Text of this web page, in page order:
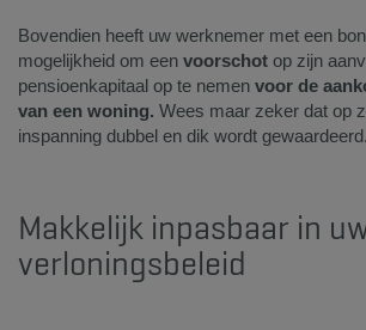
Bovendien heeft uw werknemer met een
mogelijkheid om een voorschot op zijn
pensioenkapitaal op te nemen voor de
van een woning. Wees maar zeker dat op
inspanning dubbel en dik wordt
​Makkelijk inpasbaar in
verloningsbeleid​